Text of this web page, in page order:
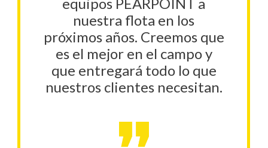
nuestra flota en los
próximos años. Creemos que
es el mejor en el campo y
que entregará todo lo que
nuestros clientes necesitan.